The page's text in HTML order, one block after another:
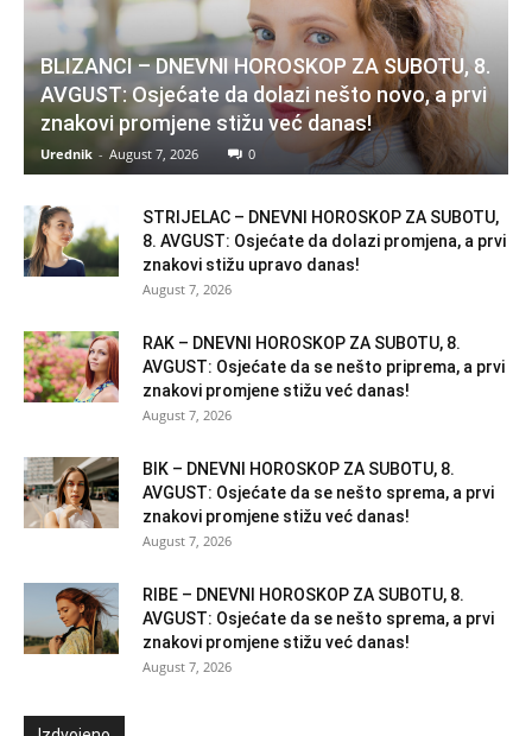
BLIZANCI – DNEVNI HOROSKOP ZA SUBOTU, 8.
AVGUST: Osjećate da dolazi nešto novo, a prvi
znakovi promjene stižu već danas!
Urednik - August 7, 2026 0
STRIJELAC – DNEVNI HOROSKOP ZA SUBOTU,
8. AVGUST: Osjećate da dolazi promjena, a prvi
znakovi stižu upravo danas!
August 7, 2026
RAK – DNEVNI HOROSKOP ZA SUBOTU, 8.
AVGUST: Osjećate da se nešto priprema, a prvi
znakovi promjene stižu već danas!
August 7, 2026
BIK – DNEVNI HOROSKOP ZA SUBOTU, 8.
AVGUST: Osjećate da se nešto sprema, a prvi
znakovi promjene stižu već danas!
August 7, 2026
RIBE – DNEVNI HOROSKOP ZA SUBOTU, 8.
AVGUST: Osjećate da se nešto sprema, a prvi
znakovi promjene stižu već danas!
August 7, 2026